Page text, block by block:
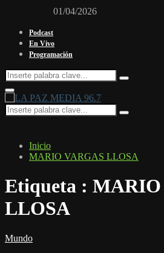
01/04/2026
Podcast
En Vivo
Programación
Search
for:
Search
Facebook
Twitter
Instagram
Youtube
Email
Twitch
Whatsapp
Primary
Menu
Search
for:
Search
Inicio
MARIO VARGAS LLOSA
Etiqueta : MARIO
LLOSA
Mundo